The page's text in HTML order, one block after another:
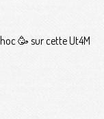
🥳 sur cette Ut4M